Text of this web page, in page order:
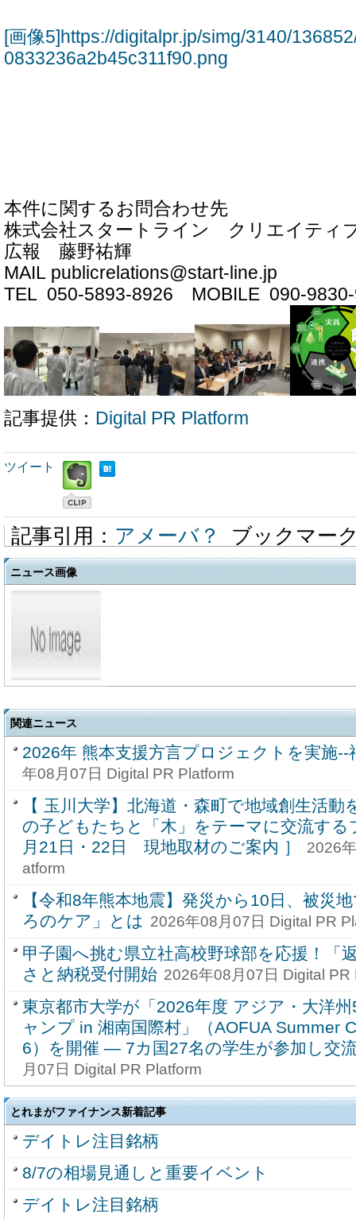
[画像5]https://digitalpr.jp/simg/3140/
0833236a2b45c311f90.png
本件に関するお問合わせ先
株式会社スタートライン クリエイティ
広報 藤野祐輝
MAIL publicrelations@start-line.jp
TEL 050-5893-8926 MOBILE 090-
記事提供： Digital PR Platform
ツイート
記事引用： アメーバ？ ブックマー
ニュース画像
関連ニュース
2026年 熊本支援方言プロジェクトを実施--
年08月07日 Digital PR Platform
【 玉川大学】北海道・森町で地域創生活動
の子どもたちと「木」をテーマに交流す
月21日・22日 現地取材のご案内 ］
2026
atform
【令和8年熊本地震】発災から10日、被災
ろのケア」とは 2026年08月07日 Digital PR
甲子園へ挑む県立社高校野球部を応援！「
さと納税受付開始 2026年08月07日 Digital PR
東京都市大学が「2026年度 アジア・大洋
ャンプ in 湘南国際村」（AOFUA Summer
6）を開催 ― 7カ国27名の学生が参加し交
月07日 Digital PR Platform
とれまがファイナンス新着記事
デイトレ注目銘柄
8/7の相場見通しと重要イベント
デイトレ注目銘柄